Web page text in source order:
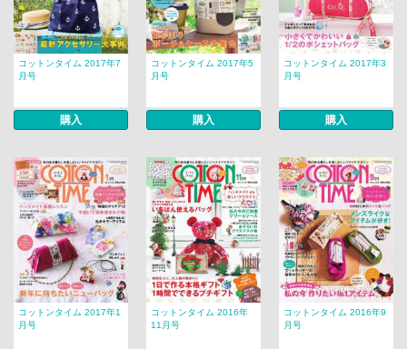
コットンタイム 2017年7
月号
購入
コットンタイム 2017年5
月号
購入
コットンタイム 2017年3
月号
購入
コットンタイム 2017年1
月号
コットンタイム 2016年
11月号
コットンタイム 2016年9
月号